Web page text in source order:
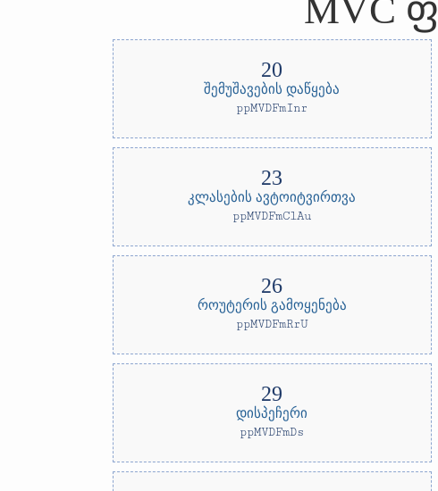
MVC
შემუშავების დაწყება
ppMVDFmInr
კლასების ავტოიტვირთვა
ppMVDFmClAu
როუტერის გამოყენება
ppMVDFmRrU
დისპეჩერი
ppMVDFmDs